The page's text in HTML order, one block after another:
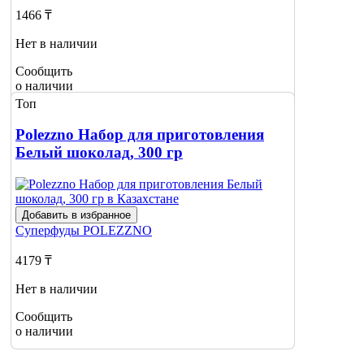
1466 ₸
Нет в наличии
Сообщить
о наличии
Топ
Polezzno Набор для приготовления
Белый шоколад, 300 гр
Добавить в избранное
Суперфуды POLEZZNO
4179 ₸
Нет в наличии
Сообщить
о наличии